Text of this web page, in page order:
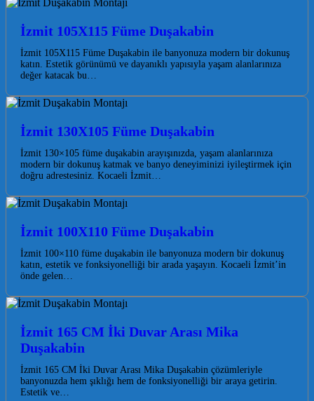
İzmit 105X115 Füme Duşakabin
İzmit 105X115 Füme Duşakabin ile banyonuza modern bir dokunuş
katın. Estetik görünümü ve dayanıklı yapısıyla yaşam alanlarınıza
değer katacak bu…
İzmit 130X105 Füme Duşakabin
İzmit 130×105 füme duşakabin arayışınızda, yaşam alanlarınıza
modern bir dokunuş katmak ve banyo deneyiminizi iyileştirmek için
doğru adrestesiniz. Kocaeli İzmit…
İzmit 100X110 Füme Duşakabin
İzmit 100×110 füme duşakabin ile banyonuza modern bir dokunuş
katın, estetik ve fonksiyonelliği bir arada yaşayın. Kocaeli İzmit’in
önde gelen…
İzmit 165 CM İki Duvar Arası Mika
Duşakabin
İzmit 165 CM İki Duvar Arası Mika Duşakabin çözümleriyle
banyonuzda hem şıklığı hem de fonksiyonelliği bir araya getirin.
Estetik ve…